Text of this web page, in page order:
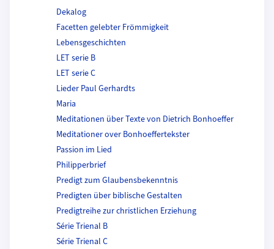
Dekalog
Facetten gelebter Frömmigkeit
Lebensgeschichten
LET serie B
LET serie C
Lieder Paul Gerhardts
Maria
Meditationen über Texte von Dietrich Bonhoeffer
Meditationer over Bonhoeffertekster
Passion im Lied
Philipperbrief
Predigt zum Glaubensbekenntnis
Predigten über biblische Gestalten
Predigtreihe zur christlichen Erziehung
Série Trienal B
Série Trienal C